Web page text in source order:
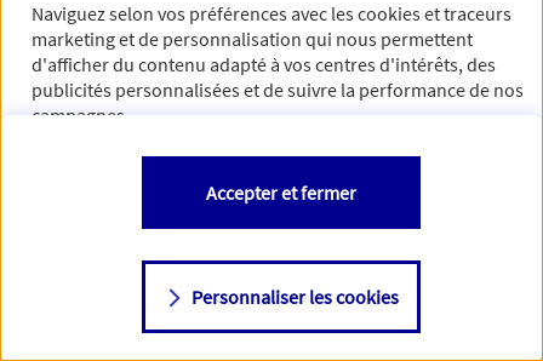
Naviguez selon vos préférences avec lescookies et traceurs
marketing et de personnalisation qui nous permettent
d'afficher du contenu adapté à vos centres d'intérêts, des
publicités personnalisées et de suivre la performance de nos
campagnes.
Vous êtes libre de les accepter, de les refuser comme de
changer d'avis à tout moment en allant sur
Consulter notre politique decookies
Personnaliser les cookies
Accepter et fermer